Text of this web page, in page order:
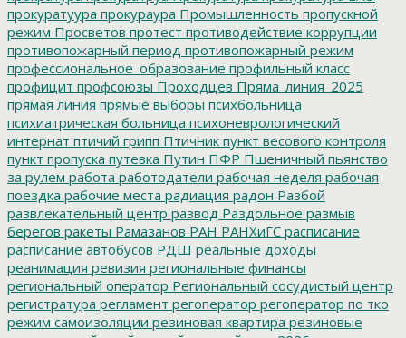
прокуратуура прокураура Промышленность пропускной
режим Просветов протест противодействие коррупции
противопожарный период противопожарный режим
профессиональное_образование профильный класс
профицит профсоюзы Проходцев Пряма_линия_2025
прямая линия прямые выборы психбольница
психиатрическая больница психоневрологический
интернат птичий грипп Птичник пункт весового контроля
пункт пропуска путевка Путин ПФР Пшеничный пьянство
за рулем работа работодатели рабочая неделя рабочая
поездка рабочие места радиация радон Разбой
развлекательный центр развод Раздольное размыв
берегов ракеты Рамазанов РАН РАНХиГС расписание
расписание автобусов РДШ реальные доходы
реанимация ревизия региональные финансы
региональный оператор Региональный сосудистый центр
регистратура регламент регоператор регоператор по тко
режим самоизоляции резиновая квартира резиновые